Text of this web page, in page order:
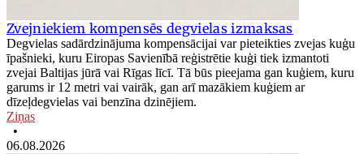
Zvejniekiem kompensēs degvielas izmaksas
Degvielas sadārdzinājuma kompensācijai var pieteikties zvejas kuģu
īpašnieki, kuru Eiropas Savienībā reģistrētie kuģi tiek izmantoti
zvejai Baltijas jūrā vai Rīgas līcī. Tā būs pieejama gan kuģiem, kuru
garums ir 12 metri vai vairāk, gan arī mazākiem kuģiem ar
dīzeļdegvielas vai benzīna dzinējiem.
Ziņas
•
06.08.2026